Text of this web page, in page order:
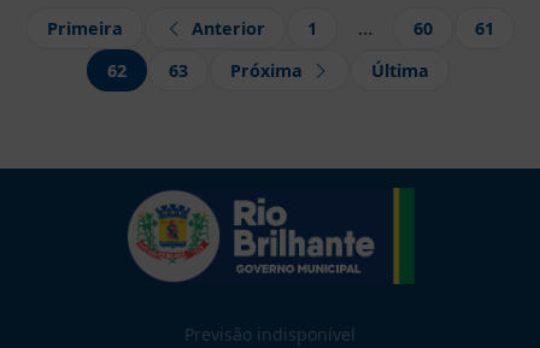
Primeira Anterior 1 … 60
61
62
63 Próxima Última
Previsão indisponível